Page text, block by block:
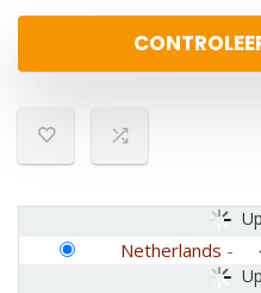
Netherlands -